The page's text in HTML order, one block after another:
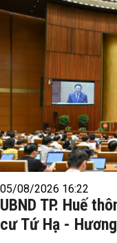
05/08/2026 16:22
UBND TP. Huế
cư Tứ Hạ -